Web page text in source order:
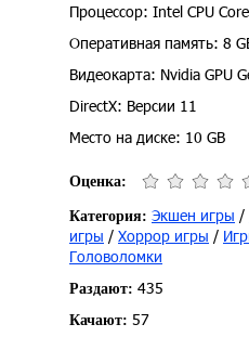
Процессор: Intel CPU
Оперативная память: 8
Видеокарта: Nvidia GPU
DirectX: Версии 11
Место на диске: 10 GB
Оценка:
Категория: Экшен игры /
игры / Хоррор игры /
Головоломки
Раздают: 435
Качают: 57